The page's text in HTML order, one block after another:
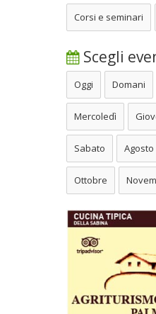
Corsi e seminari
Scegli
Oggi Domani
Mercoledì
Sabato Agosto
Ottobre